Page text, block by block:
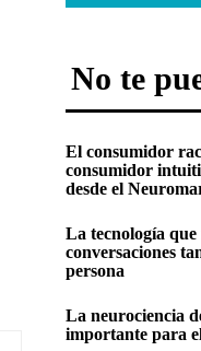
No te
El consumidor
consumidor
desde el
La tecnología que
conversaciones
persona
La neurociencia
importante para